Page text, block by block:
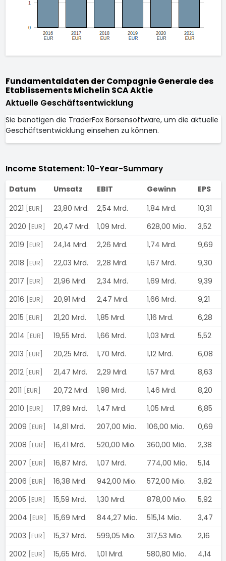
Fundamentaldaten der Compagnie Generale des
Etablissements Michelin SCA Aktie
Aktuelle Geschäftsentwicklung
Sie benötigen die TraderFox Börsensoftware, um die aktuelle
Geschäftsentwicklung einsehen zu können.
Income Statement: 10-Year-Summary
Datum Umsatz EBIT Gewinn EPS
2021
[EUR] 23,80 Mrd. 2,54 Mrd. 1,84 Mrd. 10,31
2020
[EUR] 20,47 Mrd. 1,09 Mrd. 628,00 Mio. 3,52
2019
[EUR] 24,14 Mrd. 2,26 Mrd. 1,74 Mrd. 9,69
2018
[EUR] 22,03 Mrd. 2,28 Mrd. 1,67 Mrd. 9,30
2017
[EUR] 21,96 Mrd. 2,34 Mrd. 1,69 Mrd. 9,39
2016
[EUR] 20,91 Mrd. 2,47 Mrd. 1,66 Mrd. 9,21
2015
[EUR] 21,20 Mrd. 1,85 Mrd. 1,16 Mrd. 6,28
2014
[EUR] 19,55 Mrd. 1,66 Mrd. 1,03 Mrd. 5,52
2013
[EUR] 20,25 Mrd. 1,70 Mrd. 1,12 Mrd. 6,08
2012
[EUR] 21,47 Mrd. 2,29 Mrd. 1,57 Mrd. 8,63
2011
[EUR] 20,72 Mrd. 1,98 Mrd. 1,46 Mrd. 8,20
2010
[EUR] 17,89 Mrd. 1,47 Mrd. 1,05 Mrd. 6,85
2009
[EUR] 14,81 Mrd. 207,00 Mio. 106,00 Mio. 0,69
2008
[EUR] 16,41 Mrd. 520,00 Mio. 360,00 Mio. 2,38
2007
[EUR] 16,87 Mrd. 1,07 Mrd. 774,00 Mio. 5,14
2006
[EUR] 16,38 Mrd. 942,00 Mio. 572,00 Mio. 3,82
2005
[EUR] 15,59 Mrd. 1,30 Mrd. 878,00 Mio. 5,92
2004
[EUR] 15,69 Mrd. 844,27 Mio. 515,14 Mio. 3,47
2003
[EUR] 15,37 Mrd. 599,05 Mio. 317,53 Mio. 2,16
2002
[EUR] 15,65 Mrd. 1,01 Mrd. 580,80 Mio. 4,14